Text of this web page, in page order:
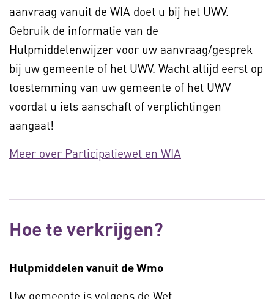
aanvraag vanuit de WIA doet u bij het UWV.
Gebruik de informatie van de
Hulpmiddelenwijzer voor uw aanvraag/gesprek
bij uw gemeente of het UWV. Wacht altijd eerst op
toestemming van uw gemeente of het UWV
voordat u iets aanschaft of verplichtingen
aangaat!
Meer over Participatiewet en WIA
Hoe te verkrijgen?
Hulpmiddelen vanuit de Wmo
Uw gemeente is volgens de Wet